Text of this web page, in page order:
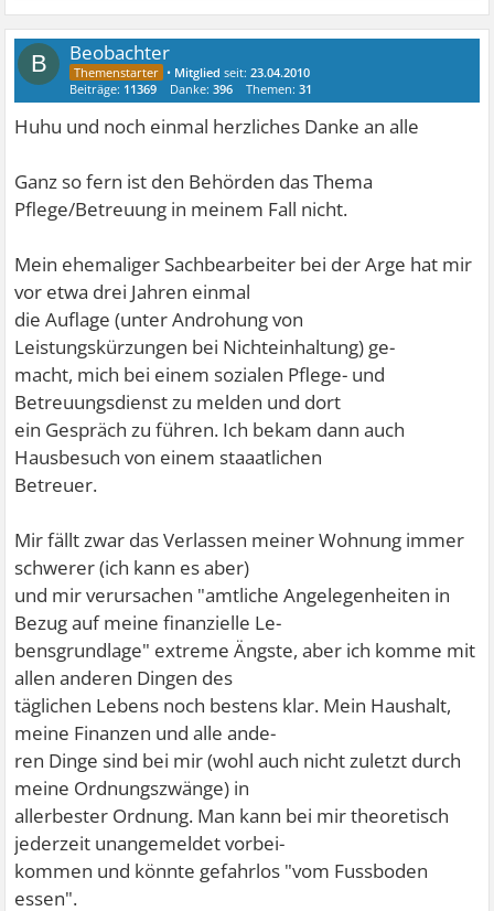
B Beobachter
• Mitglied seit:23.04.2010
Beiträge: 11369 Danke:396 Themen:31
Huhu und noch einmal herzliches Danke an alle
Ganz so fern ist den Behörden das Thema
Pflege/Betreuung in meinem Fall nicht.
Mein ehemaliger Sachbearbeiter bei der Arge hat mir
vor etwa drei Jahren einmal
die Auflage (unter Androhung von
Leistungskürzungen bei Nichteinhaltung) ge-
macht, mich bei einem sozialen Pflege- und
Betreuungsdienst zu melden und dort
ein Gespräch zu führen. Ich bekam dann auch
Hausbesuch von einem staaatlichen
Betreuer.
Mir fällt zwar das Verlassen meiner Wohnung immer
schwerer (ich kann es aber)
und mir verursachen "amtliche Angelegenheiten in
Bezug auf meine finanzielle Le-
bensgrundlage" extreme Ängste, aber ich komme mit
allen anderen Dingen des
täglichen Lebens noch bestens klar. Mein Haushalt,
meine Finanzen und alle ande-
ren Dinge sind bei mir (wohl auch nicht zuletzt durch
meine Ordnungszwänge) in
allerbester Ordnung. Man kann bei mir theoretisch
jederzeit unangemeldet vorbei-
kommen und könnte gefahrlos "vom Fussboden
essen".